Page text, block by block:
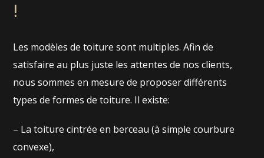
!
Les modèles de toiture sont multiples. Afin de
satisfaire au plus juste les attentes de nos clients,
nous sommes en mesure de proposer différents
types de formes de toiture. Il existe:
– La toiture cintrée en berceau (à simple courbure
convexe),